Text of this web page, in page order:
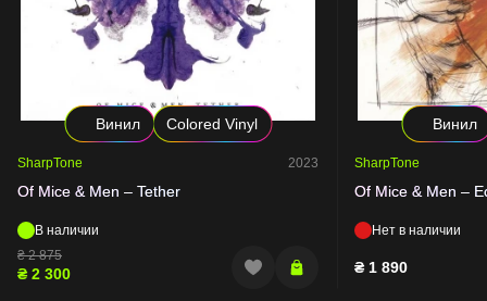
Винил Colored Vinyl
SharpTone 2023
Of Mice & Men – Tether
В наличии
₴2 875
₴ 2 300
Винил
SharpTone
Of Mice & Men –
Нет в наличии
₴ 1 890